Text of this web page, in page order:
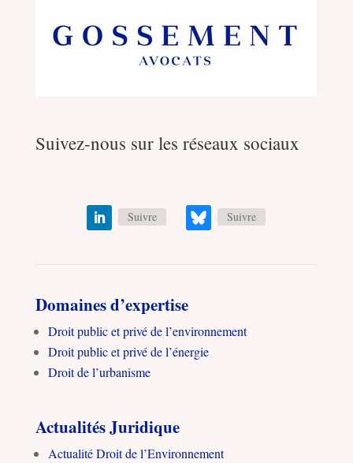
Suivez-nous sur les réseaux sociaux
Suivre Suivre
Domaines d’expertise
Droit public et privé de l’environnement
Droit public et privé de l’énergie
Droit de l’urbanisme
Actualités Juridique
Actualité Droit de l’Environnement